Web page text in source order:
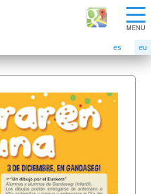
MENU
es eu